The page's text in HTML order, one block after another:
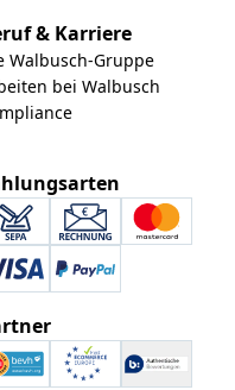
& Karriere
Walbusch-Gruppe
bei Walbusch